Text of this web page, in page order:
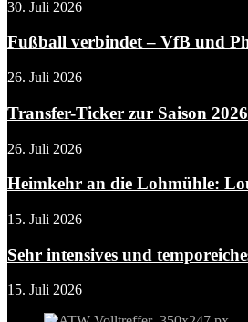
30. Juli 2026
Fußball verbindet – VfB und
26. Juli 2026
Transfer-Ticker zur Saison
26. Juli 2026
Heimkehr an die Lohmühle:
15. Juli 2026
Sehr intensives und
15. Juli 2026